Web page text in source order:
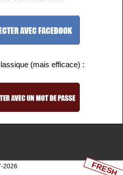
(mais efficace) :
2026 FRESH